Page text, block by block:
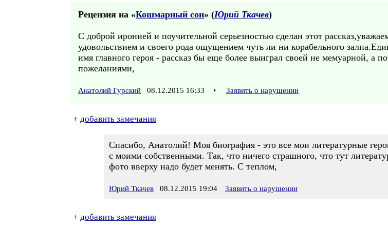
Рецензия на «Кошмарный сон» (Юрий Ткачев)
С доброй иронией и поучительной серьезностью сделан этот
удовольствием и своего рода ощущением чуть ли ни корабельного
имя главного героя - рассказ бы еще более выиграл своей не мемуарной, а
пожеланиями,
Анатолий Гурский 08.12.2015 16:33 • Заявить о нарушении
+ добавить замечания
Спасибо, Анатолий! Моя биография - это все мои литературные
с моими собственными. Так, что ничего страшного, что тут
фото вверху надо будет менять. С теплом,
Юрий Ткачев 08.12.2015 19:04 Заявить о нарушении
+ добавить замечания